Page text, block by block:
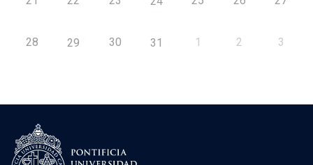
28 29 30 31 1 2 3